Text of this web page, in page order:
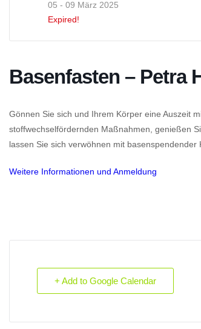
05 - 09 März 2025
Expired!
Basenfasten – Petra
Gönnen Sie sich und Ihrem Körper eine Auszeit
stoffwechselfördernden Maßnahmen, genießen
lassen Sie sich verwöhnen mit
Weitere Informationen und Anmeldung
+ Add to Google Calendar